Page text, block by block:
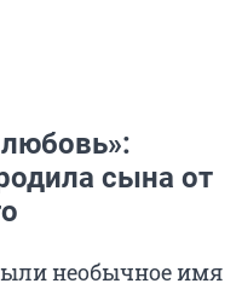
сына от
необычное имя